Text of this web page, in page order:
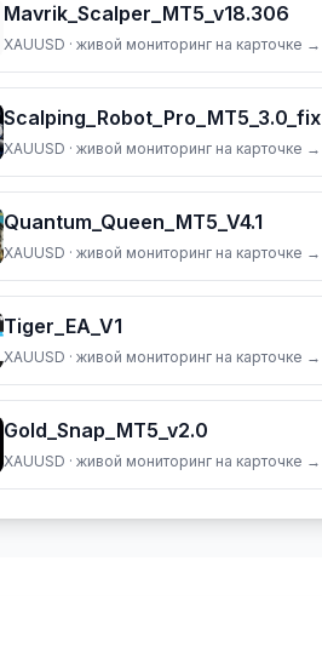
Mavrik_Scalper_MT5_v18.306
XAUUSD · живой мониторинг на карточке →
Scalping_Robot_Pro_MT5_3.0_fix
XAUUSD · живой мониторинг на карточке →
Quantum_Queen_MT5_V4.1
XAUUSD · живой мониторинг на карточке →
Tiger_EA_V1
XAUUSD · живой мониторинг на карточке →
Gold_Snap_MT5_v2.0
XAUUSD · живой мониторинг на карточке →